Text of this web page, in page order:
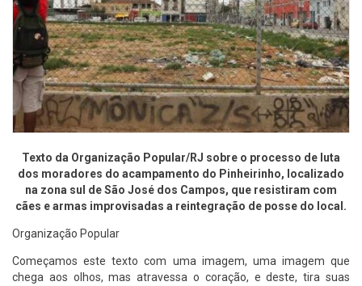
Texto da Organização Popular/RJ sobre o processo de luta
dos moradores do acampamento do Pinheirinho, localizado
na zona sul de São José dos Campos, que resistiram com
cães e armas improvisadas a reintegração de posse do local.
Organização Popular
Começamos este texto com uma imagem, uma imagem que
chega aos olhos, mas atravessa o coração, e deste, tira suas